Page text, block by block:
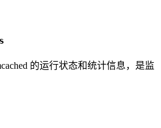
的运行状态和统计信息，是监